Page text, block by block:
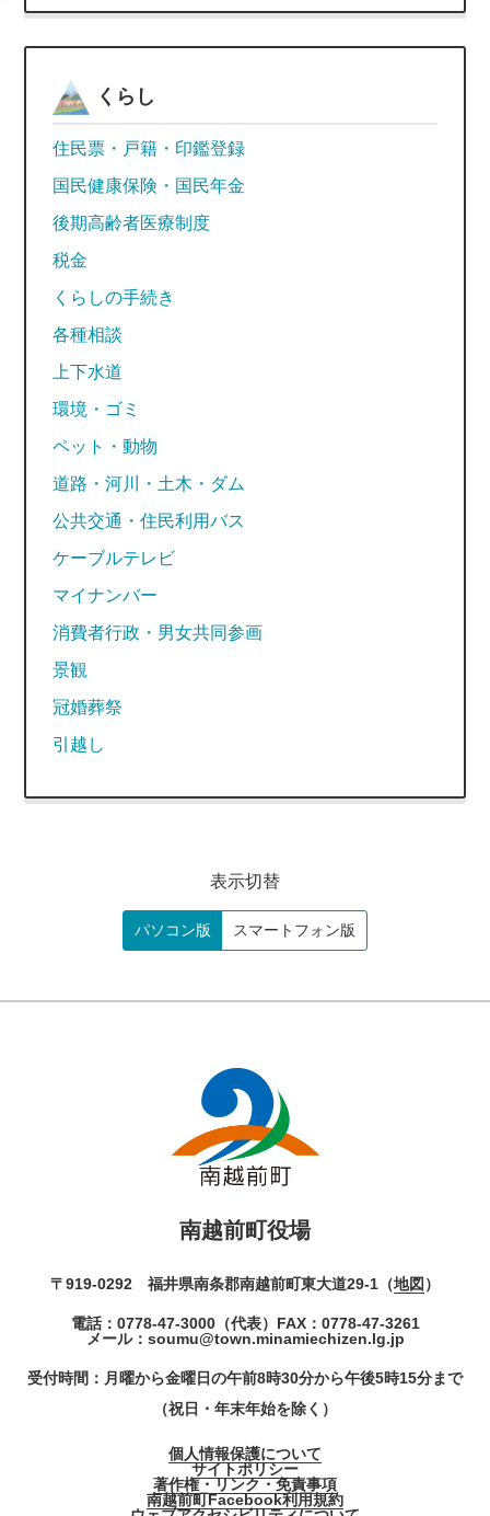
くらし
住民票・戸籍・印鑑登録
国民健康保険・国民年金
後期高齢者医療制度
税金
くらしの手続き
各種相談
上下水道
環境・ゴミ
ペット・動物
道路・河川・土木・ダム
公共交通・住民利用バス
ケーブルテレビ
マイナンバー
消費者行政・男女共同参画
景観
冠婚葬祭
引越し
表示切替
パソコン版 スマートフォン版
南越前町役場
〒919-0292 福井県南条郡南越前町東大道29-1（地図 ）
電話： 0778-47-3000（代表） FAX：0778-47-3261
メール： soumu@town.minamiechizen.lg.jp
受付時間：月曜から金曜日の午前8時30分から午後5時15分まで
（祝日・年末年始を除く）
個人情報保護について
サイトポリシー
著作権・リンク・免責事項
南越前町Facebook利用規約